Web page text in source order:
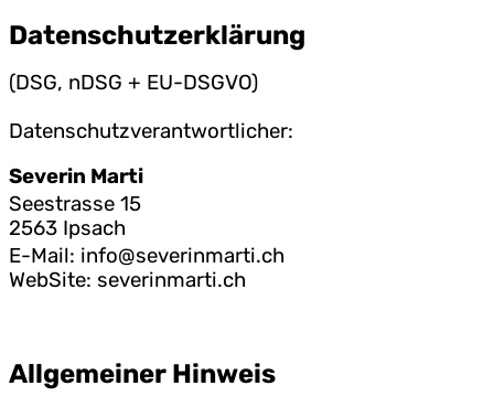
Datenschutzerklärung
(DSG, nDSG + EU-DSGVO)
Datenschutzverantwortlicher:
Severin Marti
Seestrasse 15
2563 Ipsach
E-Mail: info@severinmarti.ch
WebSite: severinmarti.ch
Allgemeiner Hinweis